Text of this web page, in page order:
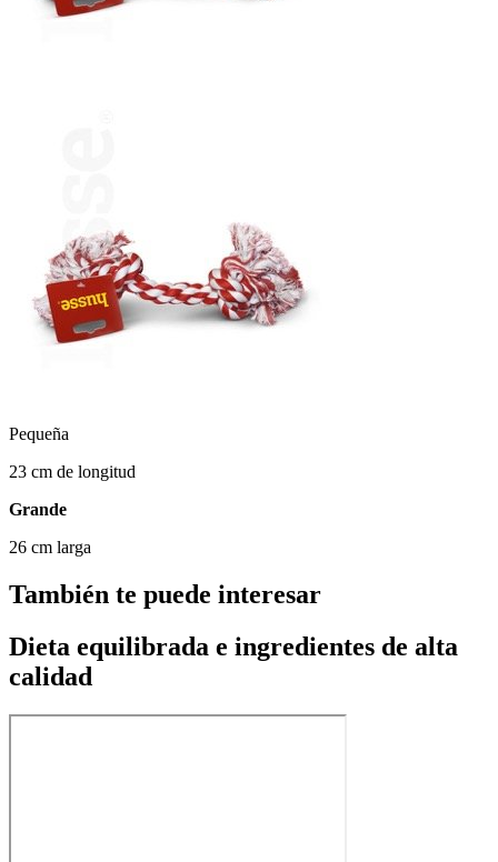
Pequeña
23 cm de longitud
Grande
26 cm larga
También te puede interesar
Dieta equilibrada e ingredientes de alta
calidad